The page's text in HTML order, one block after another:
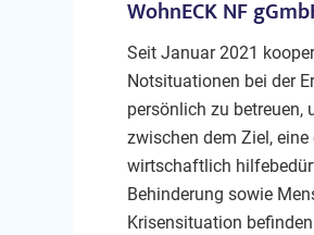
WohnECK NF
Seit Januar 2021
Notsituationen bei der
persönlich zu betreuen,
zwischen dem Ziel,
wirtschaftlich
Behinderung sowie
Krisensituation